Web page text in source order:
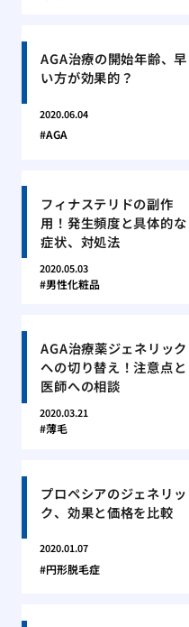
AGA治療の開始年齢、早
い方が効果的？
2020.06.04
AGA
フィナステリドの副作
用！発生頻度と具体的な
症状、対処法
2020.05.03
男性化粧品
AGA治療薬ジェネリック
への切り替え！注意点と
医師への相談
2020.03.21
薄毛
プロペシアのジェネリッ
ク、効果と価格を比較
2020.01.07
円形脱毛症